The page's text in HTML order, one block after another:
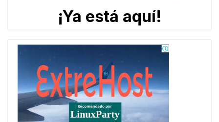
¡Ya está aquí!